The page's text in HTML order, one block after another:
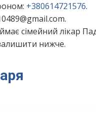
+380614721576.
сімейний лікар
нижче.